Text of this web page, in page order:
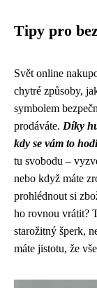
Tipy pro
Svět online
chytré způsoby,
symbolem
prodáváte. Díky
kdy se vám to
tu svobodu –
nebo když máte
prohlédnout si
ho rovnou vrátit?
starožitný šperk,
máte jistotu, že